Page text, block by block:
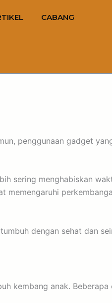
CABANG
penggunaan gadget
sering menghabiskan
memengaruhi
dengan sehat dan
kembang anak. Beberapa